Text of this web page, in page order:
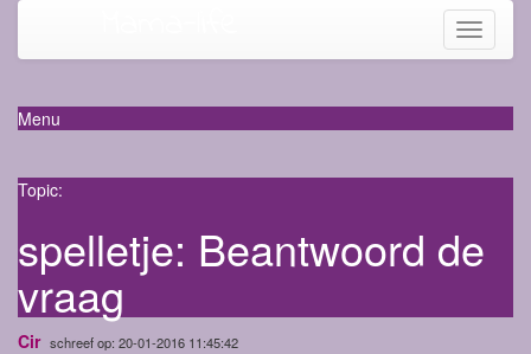
Toggle
Menu
Topic:
spelletje: Beantwoord de
vraag
Cir schreef op: 20-01-2016 11:45:42